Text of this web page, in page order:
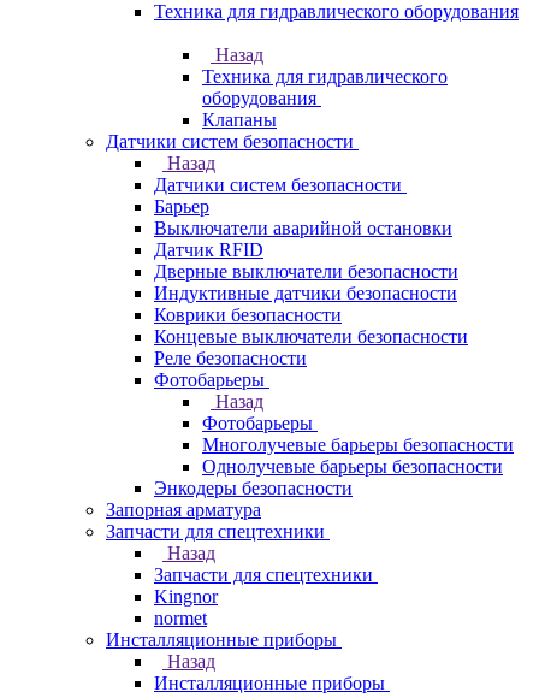
Техника для гидравлического оборудования
Назад
Техника для гидравлического
оборудования
Клапаны
Датчики систем безопасности
Назад
Датчики систем безопасности
Барьер
Выключатели аварийной остановки
Датчик RFID
Дверные выключатели безопасности
Индуктивные датчики безопасности
Коврики безопасности
Концевые выключатели безопасности
Реле безопасности
Фотобарьеры
Назад
Фотобарьеры
Многолучевые барьеры безопасности
Однолучевые барьеры безопасности
Энкодеры безопасности
Запорная арматура
Запчасти для спецтехники
Назад
Запчасти для спецтехники
Kingnor
normet
Инсталляционные приборы
Назад
Инсталляционные приборы